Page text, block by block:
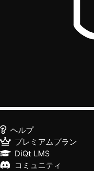
ヘルプ
プレミアムプラン
DiQt LMS
コミュニティ